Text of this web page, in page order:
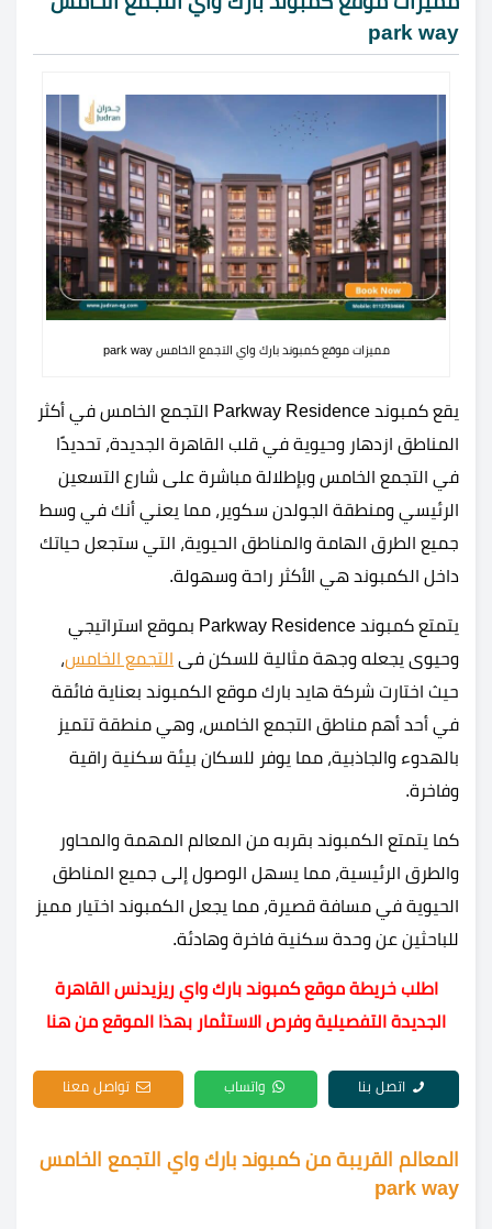
park way
مميزات موقع كمبوند بارك واي التجمع الخامس park way
يقع كمبوند Parkway Residence التجمع الخامس في أكثر
المناطق ازدهار وحيوية في قلب القاهرة الجديدة، تحديدًا
في التجمع الخامس وبإطلالة مباشرة على شارع التسعين
الرئيسي ومنطقة الجولدن سكوير، مما يعني أنك في وسط
جميع الطرق الهامة والمناطق الحيوية، التي ستجعل حياتك
داخل الكمبوند هي الأكثر راحة وسهولة.
يتمتع كمبوند Parkway Residence بموقع استراتيجي
وحيوى يجعله وجهة مثالية للسكن فى التجمع الخامس،
حيث اختارت شركة هايد بارك موقع الكمبوند بعناية فائقة
في أحد أهم مناطق التجمع الخامس، وهي منطقة تتميز
بالهدوء والجاذبية، مما يوفر للسكان بيئة سكنية راقية
وفاخرة.
كما يتمتع الكمبوند بقربه من المعالم المهمة والمحاور
والطرق الرئيسية، مما يسهل الوصول إلى جميع المناطق
الحيوية في مسافة قصيرة، مما يجعل الكمبوند اختيار مميز
للباحثين عن وحدة سكنية فاخرة وهادئة.
اطلب خريطة موقع كمبوند بارك واي ريزيدنس القاهرة
الجديدة التفصيلية وفرص الاستثمار بهذا الموقع من هنا
اتصل بنا واتساب تواصل معنا
المعالم القريبة من كمبوند بارك واي التجمع الخامس
park way